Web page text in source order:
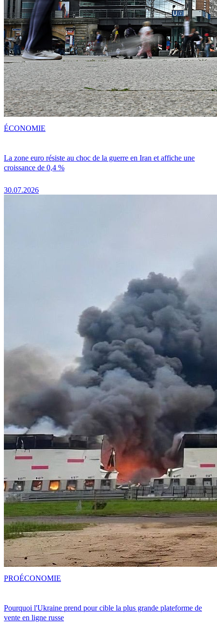
La zone euro résiste au choc de la guerre en Iran et affiche une
croissance de 0,4 %
30.07.2026
ÉCONOMIE
Pourquoi l'Ukraine prend pour cible la plus grande plateforme de
vente en ligne russe
PROÉCONOMIE